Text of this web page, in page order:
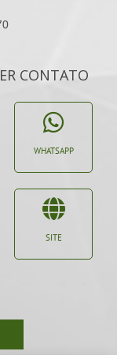
CONTATO
WHATSAPP
SITE